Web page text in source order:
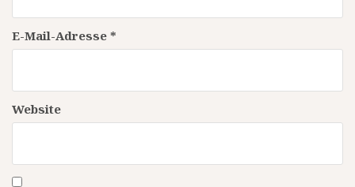
E-Mail-Adresse *
Website